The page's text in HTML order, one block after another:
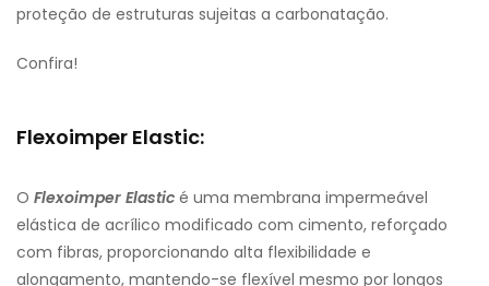
proteção de estruturas sujeitas a carbonatação.
Confira!
Flexoimper Elastic:
O Flexoimper Elastic é uma membrana impermeável
elástica de acrílico modificado com cimento, reforçado
com fibras, proporcionando alta flexibilidade e
alongamento, mantendo-se flexível mesmo por longos